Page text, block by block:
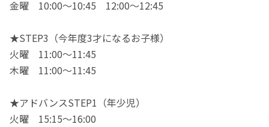
金曜 10:00～10:45 12:00～12:45
★STEP3（今年度3才になるお子様）
火曜 11:00～11:45
木曜 11:00～11:45
★アドバンスSTEP1（年少児）
火曜 15:15～16:00